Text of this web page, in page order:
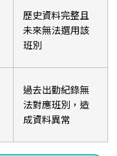
歷史資料完整且
未來無法選用該
班別
過去出勤紀錄無
法對應班別，造
成資料異常